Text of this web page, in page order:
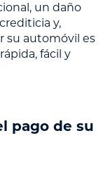
un daño
y,
su automóvil es
fácil y
pago de su